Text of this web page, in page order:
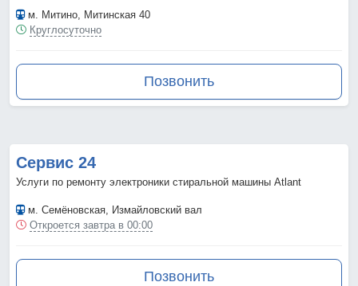
м. Митино, Митинская 40
Круглосуточно
Позвонить
Сервис 24
Услуги по ремонту электроники стиральной машины Atlant
м. Семёновская, Измайловский вал
Откроется завтра в 00:00
Позвонить